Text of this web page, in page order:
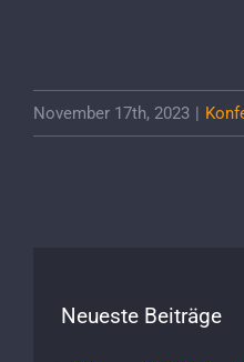
November 17th, 2023 |
Neueste Beiträge